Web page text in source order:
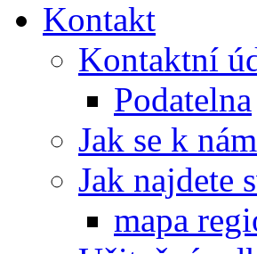
Kontakt
Kontaktní
Podatelna
Jak se k
Jak najdete
mapa